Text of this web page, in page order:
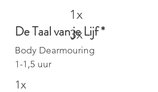
1x
3x
De Taal van je Lijf *
Body Dearmouring
1-1,5 uur
1x